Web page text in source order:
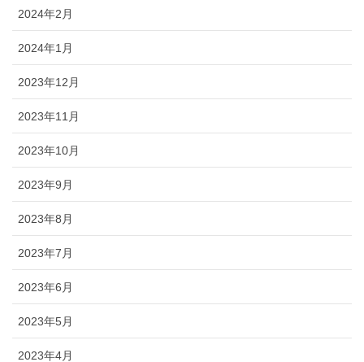
2024年2月
2024年1月
2023年12月
2023年11月
2023年10月
2023年9月
2023年8月
2023年7月
2023年6月
2023年5月
2023年4月